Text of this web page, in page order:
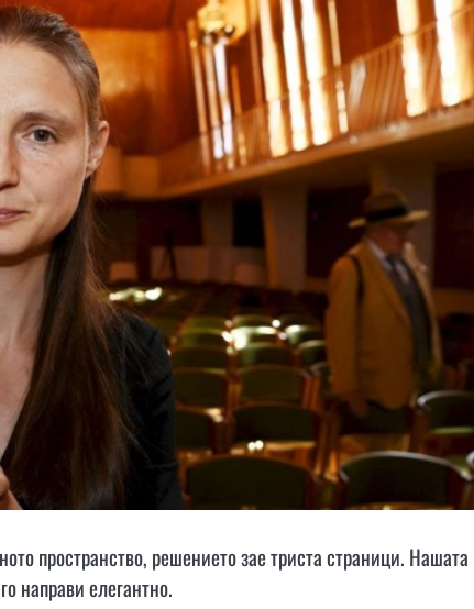
пространство, решението зае триста страници. Нашата
направи елегантно.